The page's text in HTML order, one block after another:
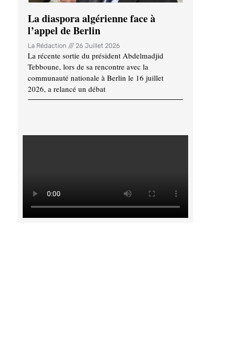
La diaspora algérienne face à
l’appel de Berlin
La Rédaction 26 Juillet 2026
La récente sortie du président Abdelmadjid
Tebboune, lors de sa rencontre avec la
communauté nationale à Berlin le 16 juillet
2026, a relancé un débat